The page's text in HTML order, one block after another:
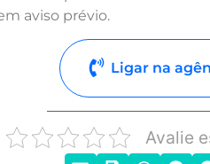
aviso prévio.
Ligar na
Avalie